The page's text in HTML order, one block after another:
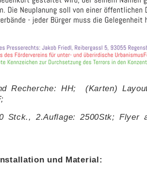
Recherche: HH; (Karten)
Stck., 2.Auflage: 2500Stk; Flyer
und Material: